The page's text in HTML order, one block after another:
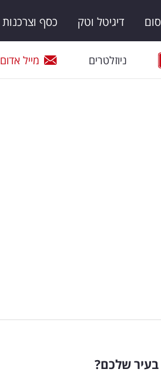
דיגיטל וטק כסף וצרכנות
ניוזלטרים מייל אדום
בעיר שלכם?